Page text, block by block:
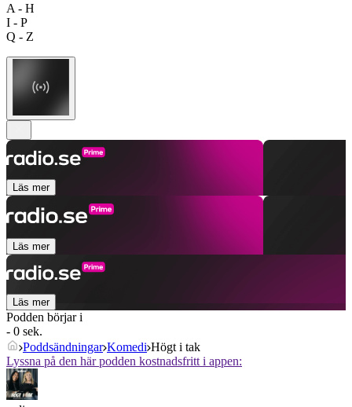
A - H
I - P
Q - Z
Läs mer
Läs mer
Läs mer
Podden börjar i
- 0 sek.
Poddsändningar Komedi Högt i tak
Lyssna på den här podden kostnadsfritt i appen: